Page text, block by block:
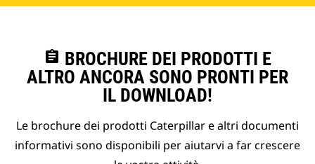
assignment BROCHURE DEI PRODOTTI E
ALTRO ANCORA SONO PRONTI PER
IL DOWNLOAD!
Le brochure dei prodotti Caterpillar e altri documenti
informativi sono disponibili per aiutarvi a far crescere